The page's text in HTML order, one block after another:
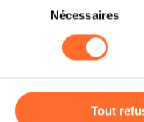
Il est précisé que la
cas de refus de tous
gauche de chaque page.
consentement
Nécessaires
Tout